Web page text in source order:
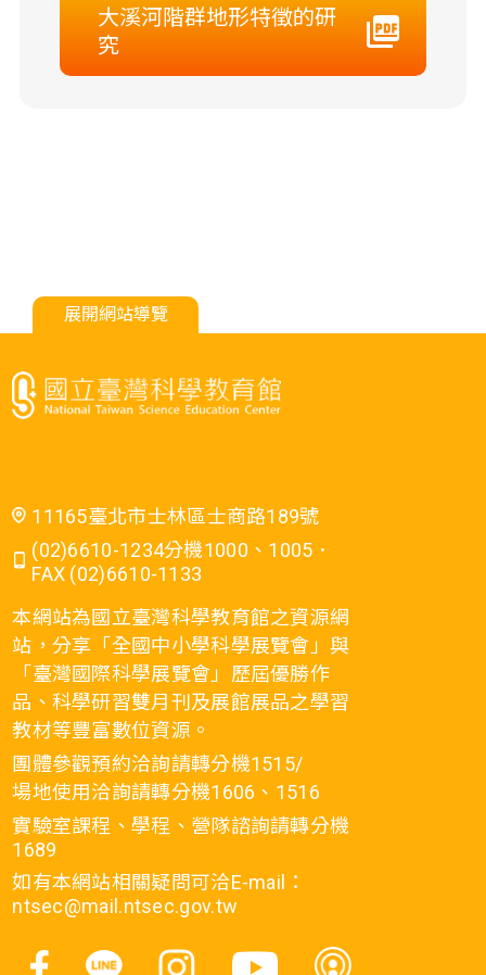
大溪河階群地形特徵的研
究
展開網站導覽
11165臺北市士林區士商路189號
(02)6610-1234分機1000、1005．
FAX (02)6610-1133
本網站為國立臺灣科學教育館之資源網
站，分享「全國中小學科學展覽會」與
「臺灣國際科學展覽會」歷屆優勝作
品、科學研習雙月刊及展館展品之學習
教材等豐富數位資源。
團體參觀預約洽詢請轉分機1515/
場地使用洽詢請轉分機1606、1516
實驗室課程、學程、營隊諮詢請轉分機
1689
如有本網站相關疑問可洽E-mail：
ntsec@mail.ntsec.gov.tw